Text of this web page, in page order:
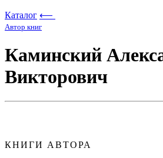
Каталог ⟵
Автор книг
Каминский
Викторович
КНИГИ АВТОРА